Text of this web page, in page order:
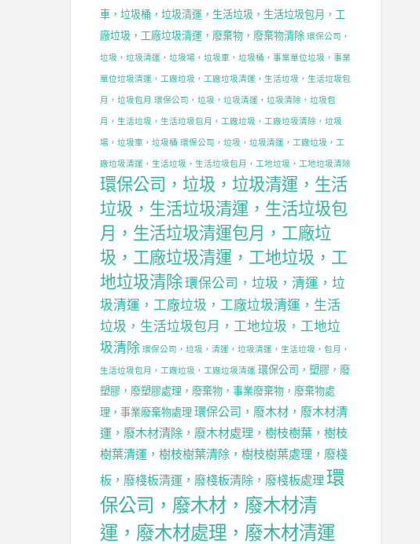
車，垃圾桶，垃圾清運，生活垃圾，生活垃圾包月，工
廠垃圾，工廠垃圾清運，廢棄物，廢棄物清除 環保公司，
垃圾，垃圾清運，垃圾場，垃圾車，垃圾桶，事業單位垃圾，事業
單位垃圾清運，工廠垃圾，工廠垃圾清運，生活垃圾，生活垃圾包
月，垃圾包月 環保公司，垃圾，垃圾清運，垃圾清除，垃圾包
月，生活垃圾，生活垃圾包月，工廠垃圾，工廠垃圾清除，垃圾
場，垃圾車，垃圾桶 環保公司，垃圾，垃圾清運，工廠垃圾，工
廠垃圾清運，生活垃圾，生活垃圾包月，工地垃圾，工地垃圾清除
環保公司，垃圾，垃圾清運，生活
垃圾，生活垃圾清運，生活垃圾包
月，生活垃圾清運包月，工廠垃
圾，工廠垃圾清運，工地垃圾，工
地垃圾清除環保公司，垃圾，清運，垃
圾清運，工廠垃圾，工廠垃圾清運，生活
垃圾，生活垃圾包月，工地垃圾，工地垃
圾清除 環保公司，垃圾，清運，垃圾清運，生活垃圾，包月，
生活垃圾包月，工廠垃圾，工廠垃圾清運 環保公司，塑膠，廢
塑膠，廢塑膠處理，廢棄物，事業廢棄物，廢棄物處
理，事業廢棄物處理 環保公司，廢木材，廢木材清
運，廢木材清除，廢木材處理，樹枝樹葉，樹枝
樹葉清運，樹枝樹葉清除，樹枝樹葉處理，廢棧
板，廢棧板清運，廢棧板清除，廢棧板處理 環
保公司，廢木材，廢木材清
運，廢木材處理，廢木材清運